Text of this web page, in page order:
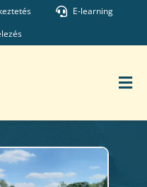
E-learning